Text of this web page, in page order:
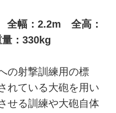
全幅：2.2m 全高：
：330kg
の射撃訓練用の標
れている大砲を用い
せる訓練や大砲自体